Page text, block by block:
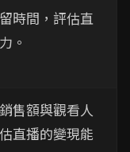
時間，評估直
。
售額與觀看人
直播的變現能